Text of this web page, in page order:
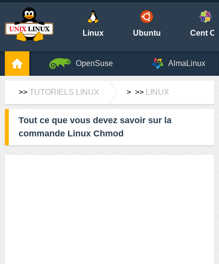
Linux Ubuntu Cent
OpenSuse AlmaLinux
>> TUTORIELS LINUX > >> LINUX
Tout ce que vous devez savoir sur la
commande Linux Chmod